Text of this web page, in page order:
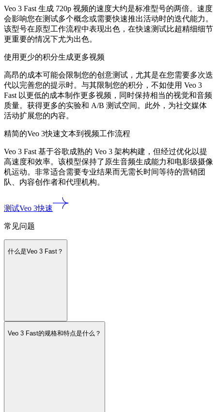
Veo 3 Fast 生成 720p 视频的速度大约是标准型号的两倍。速度
会影响您在测试多个概念或需要快速推出活动时的迭代能力。
该型号在原型工作流程中表现出色，在快速测试比超精细细节
更重要的情况下尤为出色。
使用更少的积分生成更多视频
高昂的成本可能会限制您的创意测试，尤其是在您需要多次迭
代以完善您的提示时。与其限制您的积分，不如使用 Veo 3
Fast 以更低的成本制作更多视频，同时保持相当的视觉和音频
质量。获得更多的实验和 A/B 测试空间。此外，为社交媒体
活动扩展您的内容。
精简的Veo 3快速文本到视频工作流程
Veo 3 Fast 基于谷歌成熟的 Veo 3 架构构建，但经过优化以提
高速度和效率。该模型保持了原生音频生成能力和电影级摄像
机运动。非常适合需要专业结果而无需长时间等待的营销团
队、内容创作者和代理机构。
测试Veo 3快速
常见问题
什么是Veo 3 Fast？
Veo 3 Fast的规格和特点是什么？